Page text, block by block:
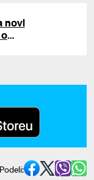
novi
Podeli: